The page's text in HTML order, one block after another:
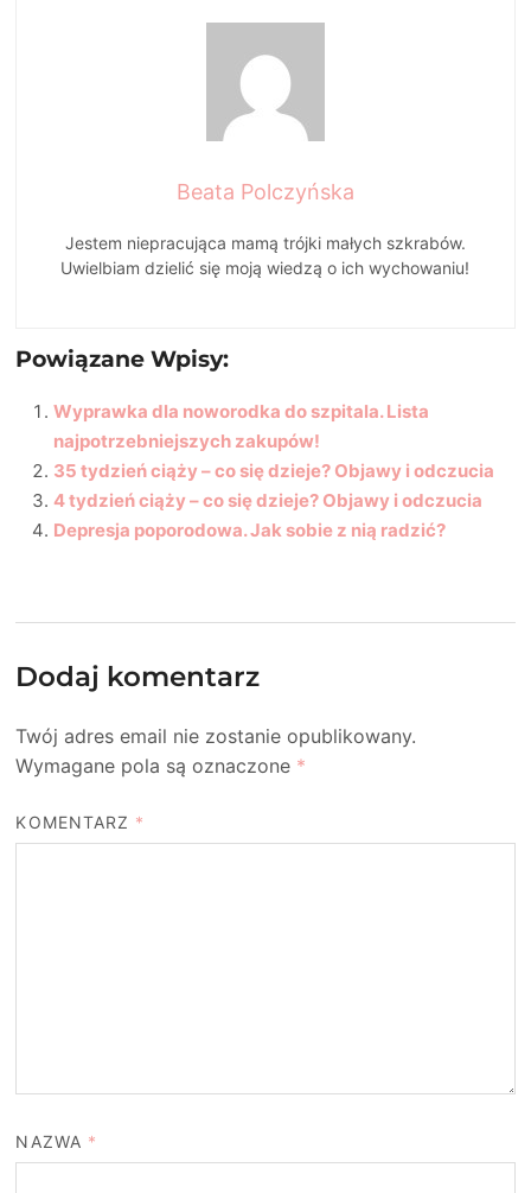
Beata Polczyńska
Jestem niepracująca mamą trójki małych szkrabów.
Uwielbiam dzielić się moją wiedzą o ich wychowaniu!
Powiązane Wpisy:
Wyprawka dla noworodka do szpitala. Lista
najpotrzebniejszych zakupów!
35 tydzień ciąży – co się dzieje? Objawy i odczucia
4 tydzień ciąży – co się dzieje? Objawy i odczucia
Depresja poporodowa. Jak sobie z nią radzić?
Dodaj komentarz
Twój adres email nie zostanie opublikowany.
Wymagane pola są oznaczone *
KOMENTARZ *
NAZWA *